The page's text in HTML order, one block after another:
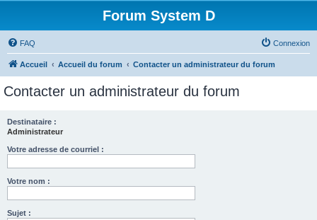
Forum System D
FAQ Connexion
Accueil Accueil du forum Contacter un administrateur du forum
Contacter un administrateur du forum
Destinataire :
Administrateur
Votre adresse de courriel :
Votre nom :
Sujet :